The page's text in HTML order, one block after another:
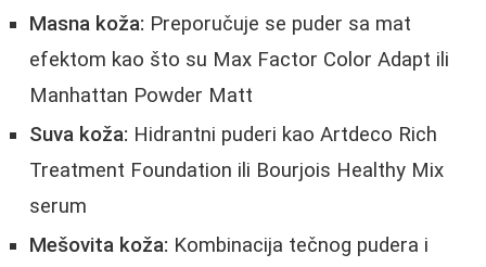
Masna koža: Preporučuje se puder sa mat
efektom kao što su Max Factor Color Adapt ili
Manhattan Powder Matt
Suva koža: Hidrantni puderi kao Artdeco Rich
Treatment Foundation ili Bourjois Healthy Mix
serum
Mešovita koža: Kombinacija tečnog pudera i